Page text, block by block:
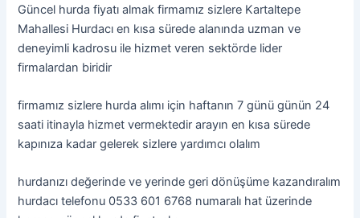
Güncel hurda fiyatı almak firmamız sizlere Kartaltepe
Mahallesi Hurdacı en kısa sürede alanında uzman ve
deneyimli kadrosu ile hizmet veren sektörde lider
firmalardan biridir
firmamız sizlere hurda alımı için haftanın 7 günü günün 24
saati itinayla hizmet vermektedir arayın en kısa sürede
kapınıza kadar gelerek sizlere yardımcı olalım
hurdanızı değerinde ve yerinde geri dönüşüme kazandıralım
hurdacı telefonu 0533 601 6768 numaralı hat üzerinde